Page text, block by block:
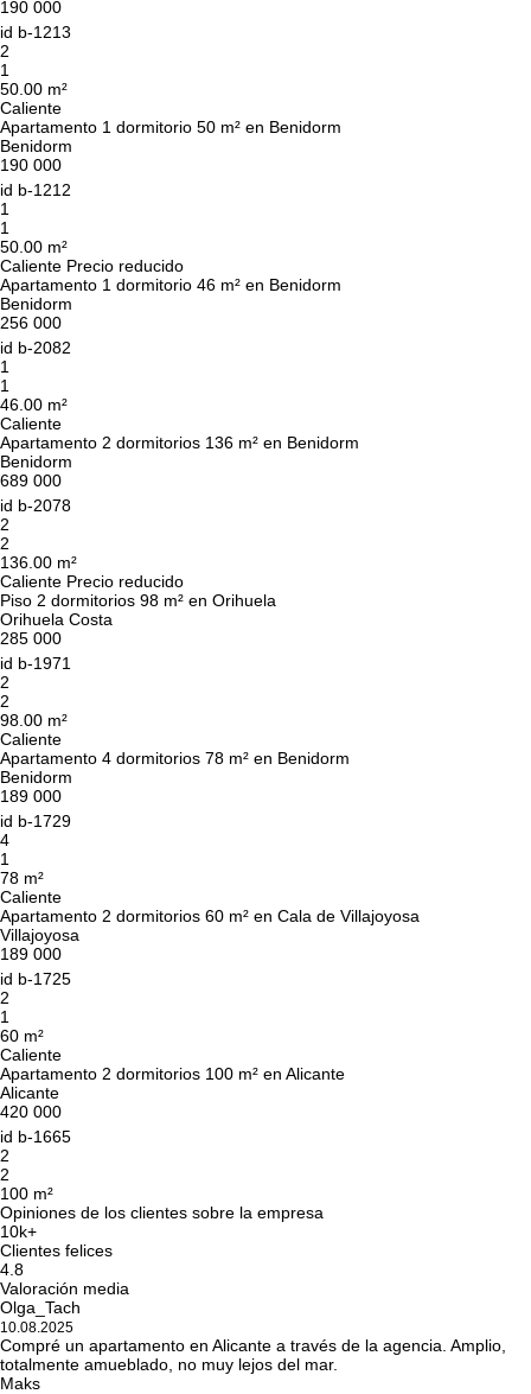
190 000
id b-1213
2
1
50.00 m²
Caliente
Apartamento 1 dormitorio 50 m² en Benidorm
Benidorm
190 000
id b-1212
1
1
50.00 m²
Caliente Precio reducido
Apartamento 1 dormitorio 46 m² en Benidorm
Benidorm
256 000
id b-2082
1
1
46.00 m²
Caliente
Apartamento 2 dormitorios 136 m² en Benidorm
Benidorm
689 000
id b-2078
2
2
136.00 m²
Caliente Precio reducido
Piso 2 dormitorios 98 m² en Orihuela
Orihuela Costa
285 000
id b-1971
2
2
98.00 m²
Caliente
Apartamento 4 dormitorios 78 m² en Benidorm
Benidorm
189 000
id b-1729
4
1
78 m²
Caliente
Apartamento 2 dormitorios 60 m² en Cala de Villajoyosa
Villajoyosa
189 000
id b-1725
2
1
60 m²
Caliente
Apartamento 2 dormitorios 100 m² en Alicante
Alicante
420 000
id b-1665
2
2
100 m²
Opiniones de los clientes sobre la empresa
10k+
Clientes felices
4.8
Valoración media
Olga_Tach
10.08.2025
Compré un apartamento en Alicante a través de la agencia. Amplio,
totalmente amueblado, no muy lejos del mar.
Maks
¡Gracias!
responderemos en
breve.
La suscripción a las actualizaciones se ha
realizado con éxito
Deje sus datos de contacto y nos pondremos en